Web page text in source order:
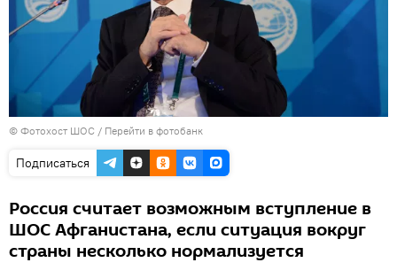
© Фотохост ШОС / Перейти в фотобанк
Подписаться
Россия считает возможным вступление в
ШОС Афганистана, если ситуация вокруг
страны несколько нормализуется